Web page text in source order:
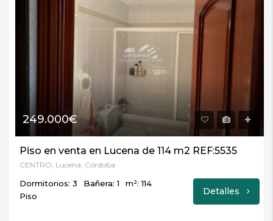
249.000€
Piso en venta en Lucena de 114 m2 REF:5535
CENTRO, Lucena, Córdoba
Dormitorios: 3 Bañera: 1
m²: 114
Piso
Detalles